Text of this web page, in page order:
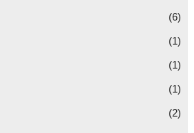
(6)
(1)
(1)
(1)
(2)